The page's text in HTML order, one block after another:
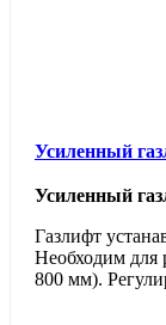
Усиленный
Усиленный
Газлифт
Необходим для
800 мм).